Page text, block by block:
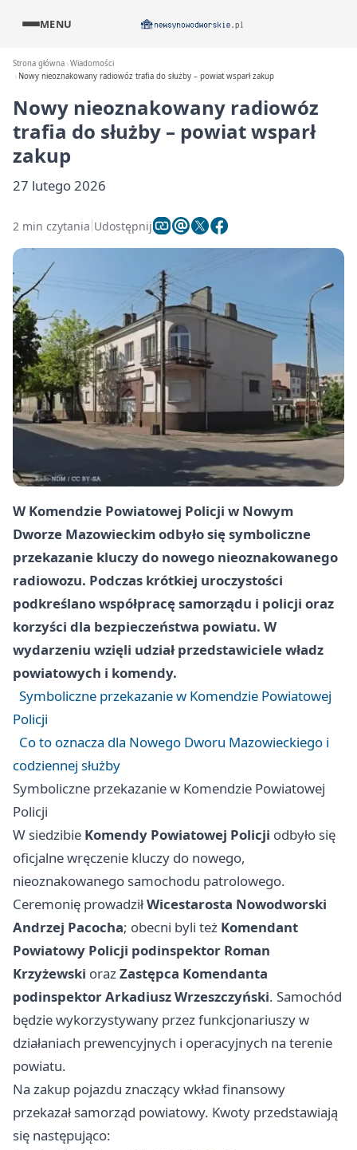
MENU
Strona główna Wiadomości
Nowy nieoznakowany radiowóz trafia do służby – powiat wsparł zakup
Nowy nieoznakowany radiowóz
trafia do służby – powiat wsparł
zakup
27 lutego 2026
2 min czytania Udostępnij
W Komendzie Powiatowej Policji w Nowym
Dworze Mazowieckim odbyło się symboliczne
przekazanie kluczy do nowego nieoznakowanego
radiowozu. Podczas krótkiej uroczystości
podkreślano współpracę samorządu i policji oraz
korzyści dla bezpieczeństwa powiatu. W
wydarzeniu wzięli udział przedstawiciele władz
powiatowych i komendy.
Symboliczne przekazanie w Komendzie Powiatowej
Policji
Co to oznacza dla Nowego Dworu Mazowieckiego i
codziennej służby
Symboliczne przekazanie w Komendzie Powiatowej
Policji
W siedzibie Komendy Powiatowej Policji odbyło się
oficjalne wręczenie kluczy do nowego,
nieoznakowanego samochodu patrolowego.
Ceremonię prowadziłWicestarosta Nowodworski
Andrzej Pacocha; obecni byli też Komendant
Powiatowy Policji podinspektor Roman
Krzyżewski orazZastępca Komendanta
podinspektor Arkadiusz Wrzeszczyński. Samochód
będzie wykorzystywany przez funkcjonariuszy w
działaniach prewencyjnych i operacyjnych na terenie
powiatu.
Na zakup pojazdu znaczący wkład finansowy
przekazał samorząd powiatowy. Kwoty przedstawiają
się następująco: